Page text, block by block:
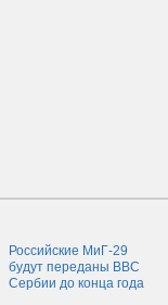
Российские МиГ-29
будут переданы ВВС
Сербии до конца года